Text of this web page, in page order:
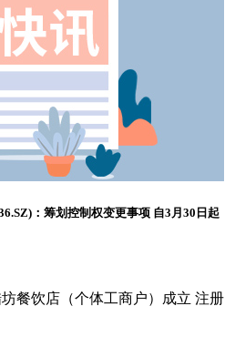
：筹划控制权变更事项 自3月30日起